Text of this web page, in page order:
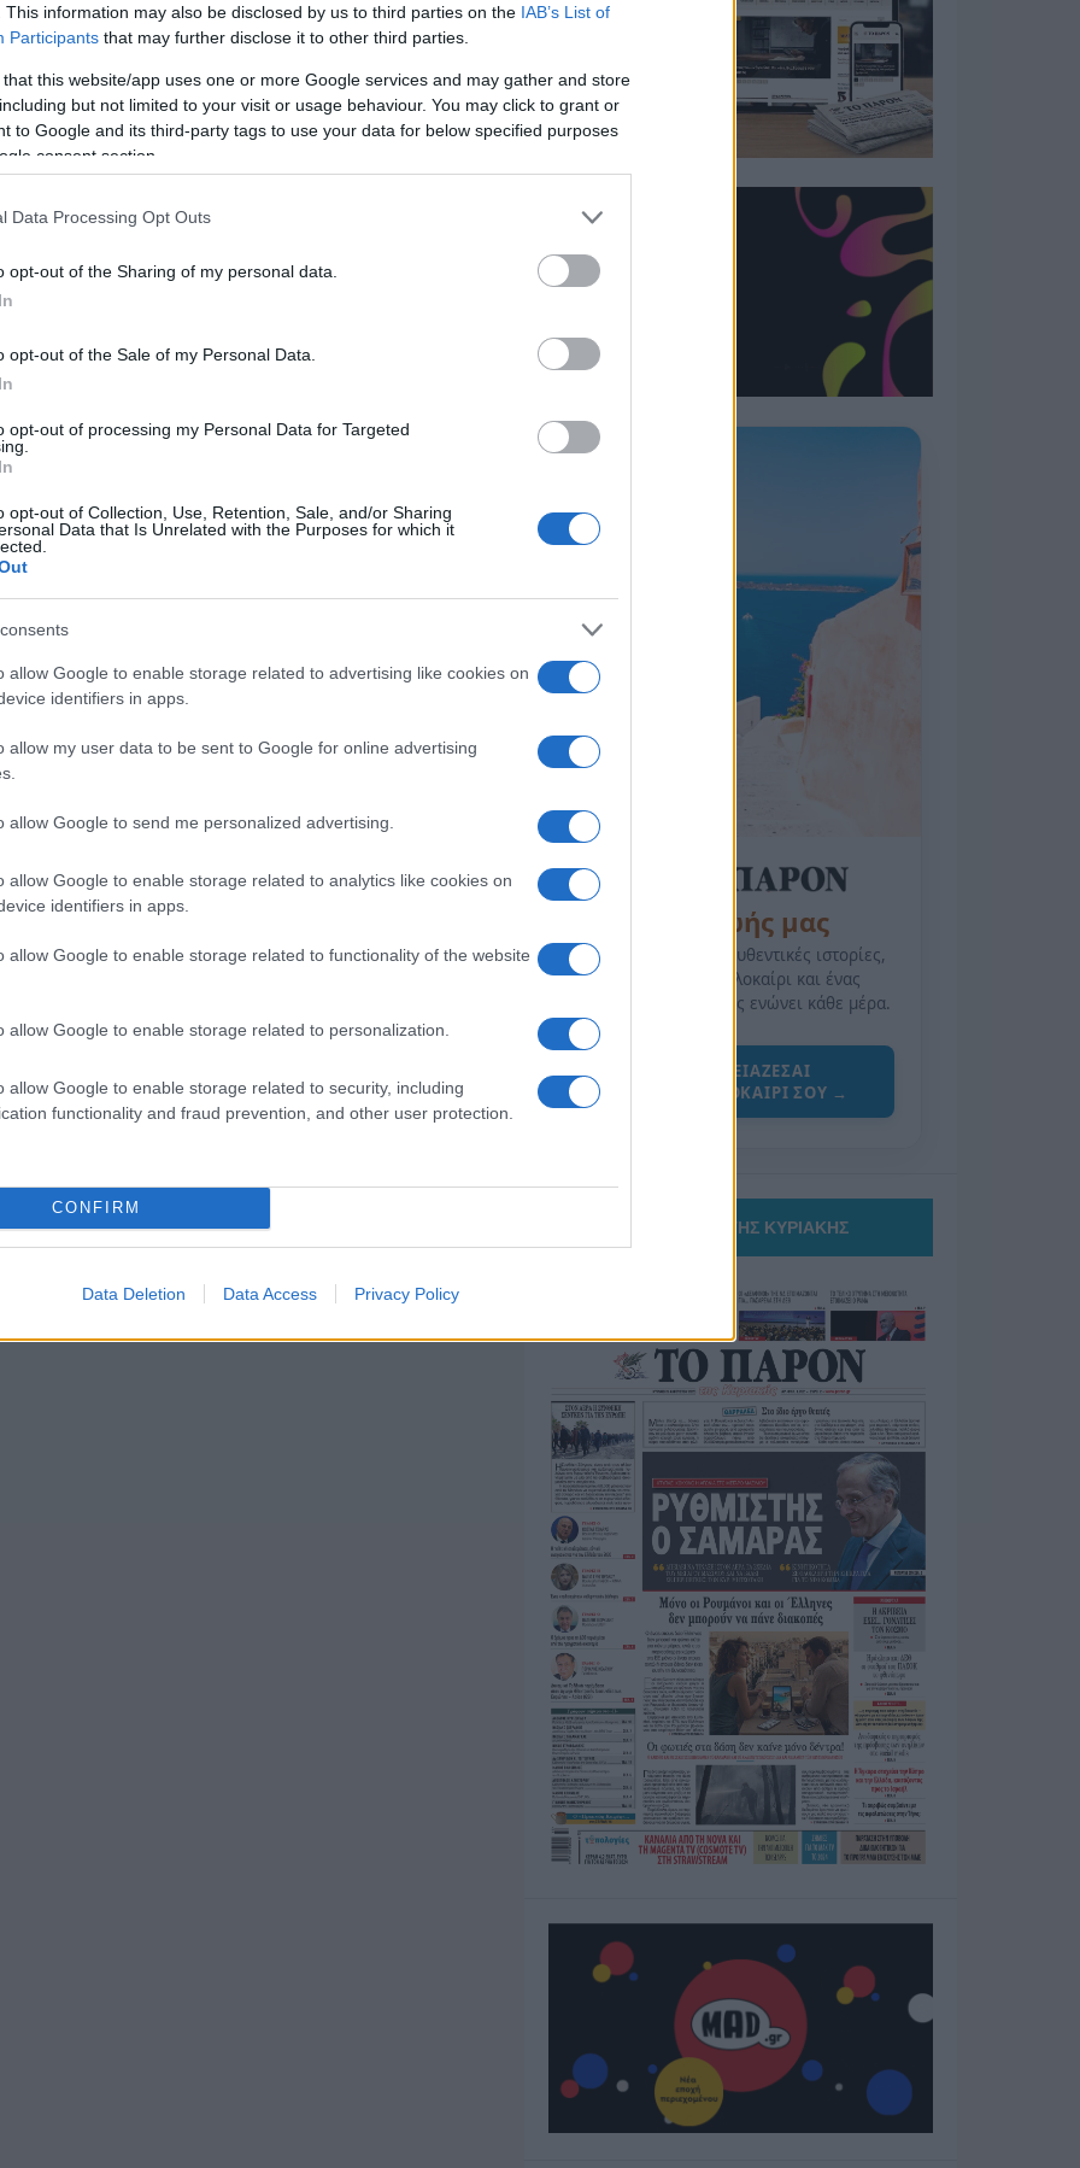
This information may also be disclosed by us to third parties on the IAB’s List of
Participants that may further disclose it to other third parties.
that this website/app uses one or more Google services and may gather and store
but not limited to your visit or usage behaviour. You may click to grant or
to Google and its third-party tags to use your data for below specified purposes
consent section.
Data Processing Opt Outs
opt-out of the Sharing of my personal data.
opt-out of the Sale of my Personal Data.
opt-out of processing my Personal Data for Targeted
opt-out of Collection, Use, Retention, Sale, and/or Sharing
Data that Is Unrelated with the Purposes for which it
allow Google to enable storage related to advertising like cookies on
identifiers in apps.
allow my user data to be sent to Google for online advertising
allow Google to send me personalized advertising.
allow Google to enable storage related to analytics like cookies on
identifiers in apps.
allow Google to enable storage related to functionality of the website
allow Google to enable storage related to personalization.
allow Google to enable storage related to security, including
functionality and fraud prevention, and other user protection.
CONFIRM
Data Deletion Data Access Privacy Policy
Πώς να ξεφλουδίζεις εύκολα το σκόρδο
– Το kitchen trick που κάθε foodie
πρέπει να ξέρει
Πόλεμοι και ένα… Τσουνάμι Αλλαγών: Η
Εβδομάδα που Ανακάτεψε την
ΤΣΟΥΝΑΜΙ ψηφιακής οργής…
θερμοκρασίας
ΒΑΞΕΒΑΝΗΣ
της Ζωής μας
Οι άνθρωποι, οι αυθεντικές ιστορίες,
το ελληνικό καλοκαίρι και ένας
πολιτισμός που μας ενώνει κάθε μέρα.
ΟΣΑ ΧΡΕΙΑΖΕΣΑΙ
ΓΙΑ ΤΟ ΚΑΛΟΚΑΙΡΙ ΣΟΥ →
ΤΟ ΠΑΡΟΝ ΤΗΣ ΚΥΡΙΑΚΗΣ